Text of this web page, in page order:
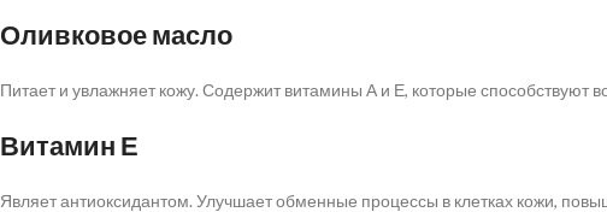
Оливковое масло
Питает и увлажняет кожу. Содержит витамины А и Е, которые способствуют
Витамин Е
Являет антиоксидантом. Улучшает обменные процессы в клетках кожи,